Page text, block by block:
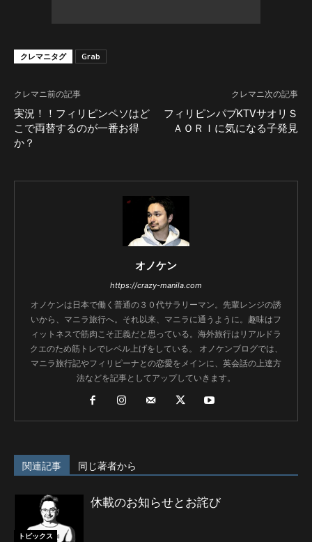
クレマニタグ Grab
クレマニ前の記事
実況！！フィリピンペソはど
こで両替するのが一番お得
か？
クレマニ次の記事
フィリピンパブKTVサオリＳ
ＡＯＲＩに気になる子発見
オノケン
https://crazy-manila.com
オノケンは日本で働く普通の３０代サラリーマン。先輩レンジの誘
いから、マニラ旅行へ。それ以来、マニラに通うように。趣味はフ
ィットネスで筋肉こそ正義だと思っている。海外旅行はリアルドラ
クエのため筋トレでレベル上げをしている。 オノケンブログでは、
マニラ旅行記やフィリピーナとの恋愛をメインに、英会話の上達方
法などを記事としてアップしていきます。
関連記事 同じ著者から
トピックス
休載のお知らせとお詫び